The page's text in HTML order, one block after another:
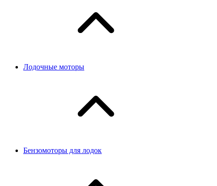
Лодочные моторы
Бензомоторы для лодок